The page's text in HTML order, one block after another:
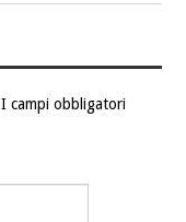
I campi obbligatori